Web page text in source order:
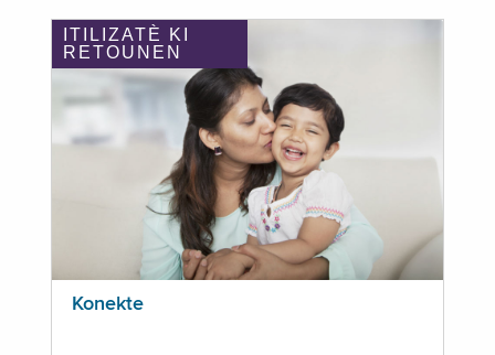
ITILIZATÈ KI
RETOUNEN
Konekte